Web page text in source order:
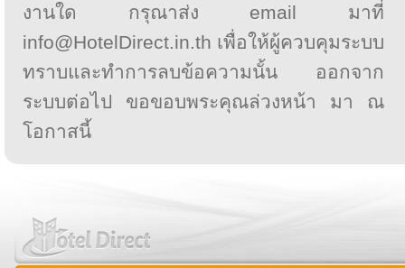
งานใด กรุณาส่ง email มาที่
info@HotelDirect.in.th เพื่อให้ผู้ควบคุมระบบ
ทราบและทำการลบข้อความนั้น ออกจาก
ระบบต่อไป ขอขอบพระคุณล่วงหน้า มา ณ
โอกาสนี้